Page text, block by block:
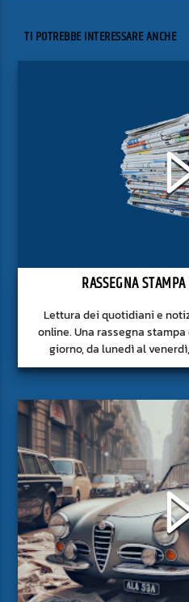
TI POTREBBE INTERESSARE ANCHE
RASSEGNA
Lettura dei quotidiani e
online. Una rassegna stampa
giorno, da lunedì al
approfondito delle notizie